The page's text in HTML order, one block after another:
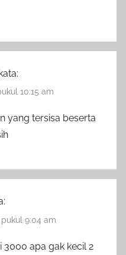
10:15 am
yang tersisa beserta
pukul 9:04 am
3000 apa gak kecil 2